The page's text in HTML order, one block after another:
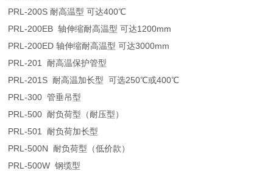
PRL-200S 耐高温型 可达400℃
PRL-200EB 轴伸缩耐高温型 可达1200mm
PRL-200ED 轴伸缩耐高温型 可达3000mm
PRL-201 耐高温保护管型
PRL-201S 耐高温加长型 可选250℃或400℃
PRL-300 管垂吊型
PRL-500 耐负荷型（耐压型）
PRL-501 耐负荷加长型
PRL-500N 耐负荷型（低价款）
PRL-500W 钢缆型